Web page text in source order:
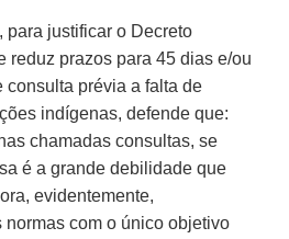
, para justificar o Decreto
reduz prazos para 45 dias e/ou
consulta prévia a falta de
indígenas, defende que:
chamadas consultas, se
é a grande debilidade que
evidentemente,
normas com o único objetivo